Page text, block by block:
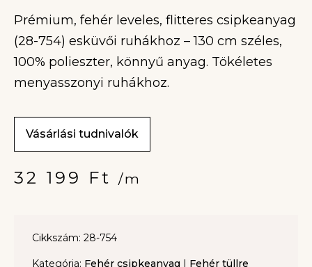
Prémium, fehér leveles, flitteres csipkeanyag
(28-754) esküvői ruhákhoz – 130 cm széles,
100% polieszter, könnyű anyag. Tökéletes
menyasszonyi ruhákhoz.
Vásárlási tudnivalók
32 199 Ft /m
Cikkszám: 28-754
Kategória: Fehér csipkeanyag | Fehér tüllre